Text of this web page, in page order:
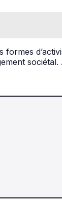
sociétal.